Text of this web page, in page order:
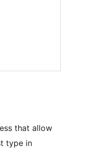
that allow
type in